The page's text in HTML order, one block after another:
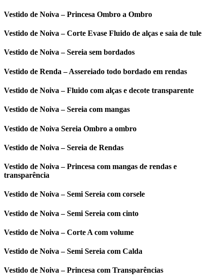
Vestido de Noiva – Princesa Ombro a Ombro
Vestido de Noiva – Corte Evase Fluido de alças e saia de tule
Vestido de Noiva – Sereia sem bordados
Vestido de Renda – Assereiado todo bordado em rendas
Vestido de Noiva – Fluido com alças e decote transparente
Vestido de Noiva – Sereia com mangas
Vestido de Noiva Sereia Ombro a ombro
Vestido de Noiva – Sereia de Rendas
Vestido de Noiva – Princesa com mangas de rendas e
transparência
Vestido de Noiva – Semi Sereia com corsele
Vestido de Noiva – Semi Sereia com cinto
Vestido de Noiva – Corte A com volume
Vestido de Noiva – Semi Sereia com Calda
Vestido de Noiva – Princesa com Transparências